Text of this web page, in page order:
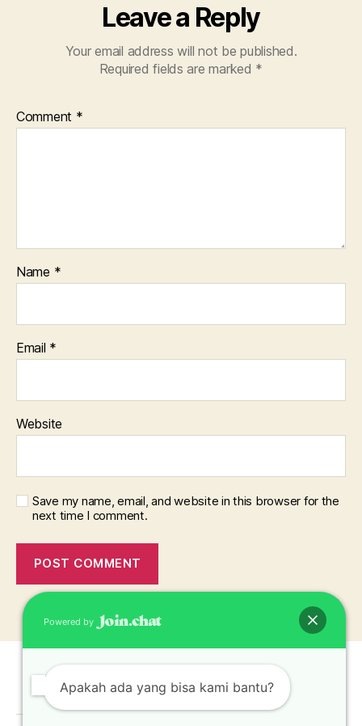
Leave a Reply
Your email address will not be published.
Required fields are marked *
Comment *
Name *
Email *
Website
Save my name, email, and website in this browser for the
next time I comment.
Powered by
Apakah ada yang bisa kami bantu?